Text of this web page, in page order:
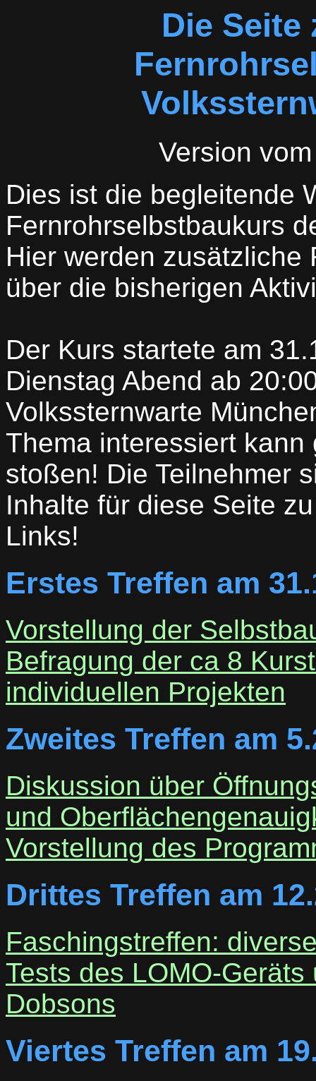
Die Seite
Version
Dies ist die begleitende
Fernrohrselbstbaukurs
Hier werden zusätzliche
über die bisherigen
Der Kurs startete am
Dienstag Abend ab
Volkssternwarte
Thema interessiert
stoßen! Die Teilnehmer
Inhalte für diese Seite
Links!
Erstes Treffen am
Vorstellung der
Befragung der ca 8
individuellen Projekten
Zweites Treffen am
Diskussion über
und
Vorstellung des
Drittes Treffen am
Faschingstreffen:
Tests des LOMO-
Dobsons
Viertes Treffen am